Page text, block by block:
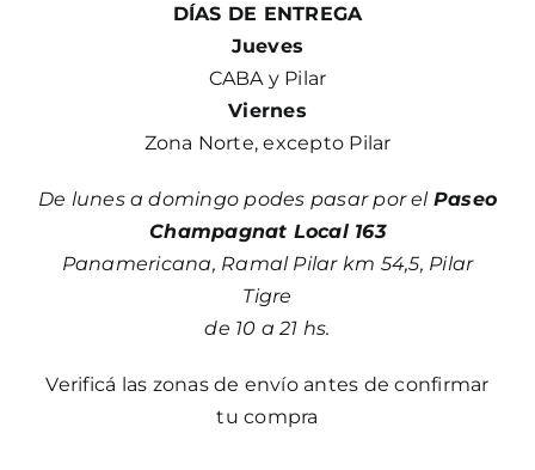
DÍAS DE ENTREGA
Jueves
CABA y Pilar
Viernes
Zona Norte, excepto Pilar
De lunes a domingo podes pasar por el Paseo
Champagnat Local 163
Panamericana, Ramal Pilar km 54,5, Pilar
Tigre
de 10 a 21 hs.
Verificá las zonas de envío antes de confirmar
tu compra